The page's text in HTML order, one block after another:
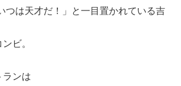
つは天才だ！」と一目置かれている吉
ビ。
ランは